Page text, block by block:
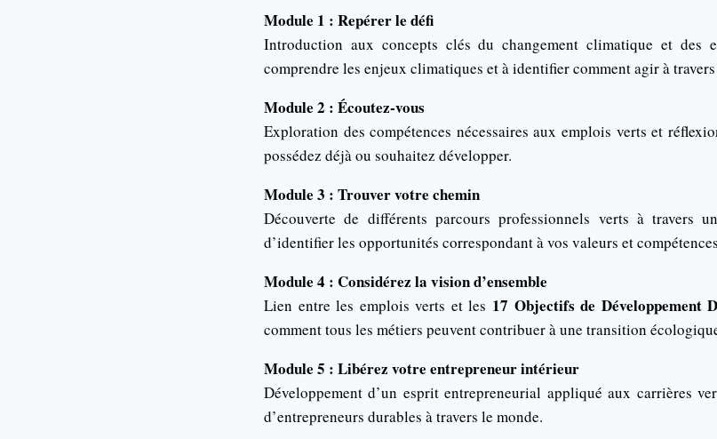
Module 1 : Repérer le défi
Introduction aux concepts clés du changement climatique et des
comprendre les enjeux climatiques et à identifier comment agir à
Module 2 : Écoutez-vous
Exploration des compétences nécessaires aux emplois verts et
possédez déjà ou souhaitez développer.
Module 3 : Trouver votre chemin
Découverte de différents parcours professionnels verts à travers
d’identifier les opportunités correspondant à vos valeurs et
Module 4 : Considérez la vision d’ensemble
Lien entre les emplois verts et les 17 Objectifs de Développement
comment tous les métiers peuvent contribuer à une transition
Module 5 : Libérez votre entrepreneur intérieur
Développement d’un esprit entrepreneurial appliqué aux carrières
d’entrepreneurs durables à travers le monde.